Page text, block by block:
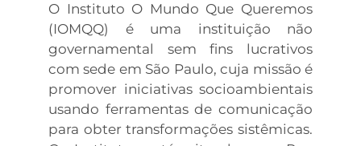
O Instituto O Mundo Que Queremos
(IOMQQ) é uma instituição não
governamental sem fins lucrativos
com sede em São Paulo, cuja missão é
promover iniciativas socioambientais
usando ferramentas de comunicação
para obter transformações sistêmicas.